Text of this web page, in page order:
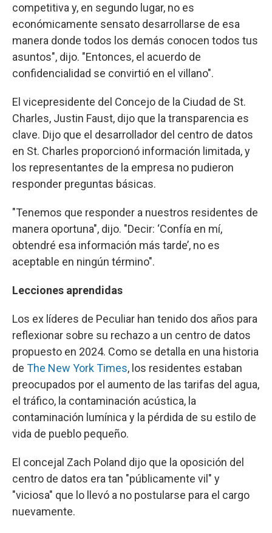
competitiva y, en segundo lugar, no es
económicamente sensato desarrollarse de esa
manera donde todos los demás conocen todos tus
asuntos", dijo. "Entonces, el acuerdo de
confidencialidad se convirtió en el villano".
El vicepresidente del Concejo de la Ciudad de St.
Charles, Justin Faust, dijo que la transparencia es
clave. Dijo que el desarrollador del centro de datos
en St. Charles proporcionó información limitada, y
los representantes de la empresa no pudieron
responder preguntas básicas.
"Tenemos que responder a nuestros residentes de
manera oportuna", dijo. "Decir: ‘Confía en mí,
obtendré esa información más tarde’, no es
aceptable en ningún término".
Lecciones aprendidas
Los ex líderes de Peculiar han tenido dos años para
reflexionar sobre su rechazo a un centro de datos
propuesto en 2024. Como se detalla en una historia
de The New York Times, los residentes estaban
preocupados por el aumento de las tarifas del agua,
el tráfico, la contaminación acústica, la
contaminación lumínica y la pérdida de su estilo de
vida de pueblo pequeño.
El concejal Zach Poland dijo que la oposición del
centro de datos era tan "públicamente vil" y
"viciosa" que lo llevó a no postularse para el cargo
nuevamente.